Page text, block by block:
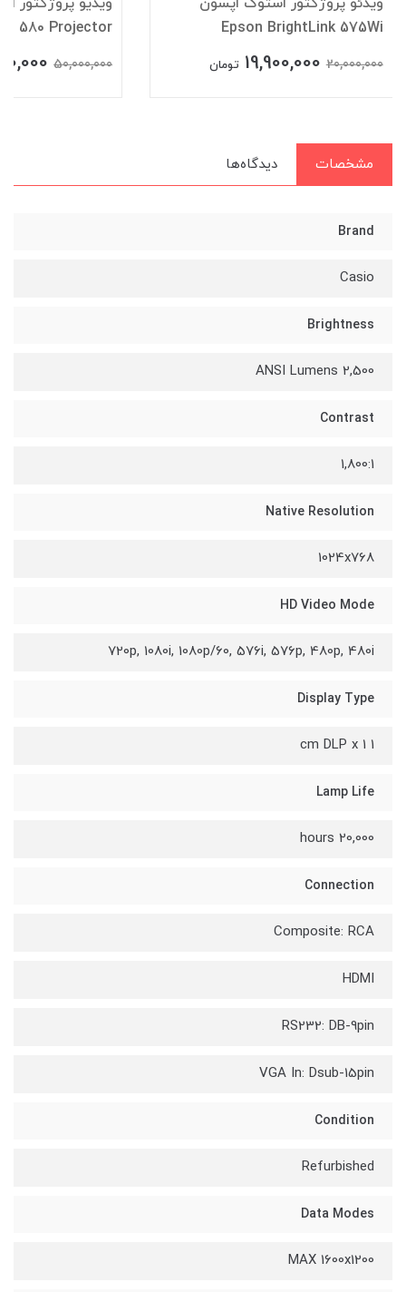
Epson BrightLink 575Wi
20,000,000
19,900,000 تومان
580 Projector
50,000,000
مشخصات دیدگاه‌ها
Brand
Casio
Brightness
2,500 ANSI Lumens
Contrast
1,800:1
Native Resolution
1024x768
HD Video Mode
720p, 1080i, 1080p/60, 576i, 576p, 480p, 480i
Display Type
1 cm DLP x 1
Lamp Life
20,000 hours
Connection
Composite: RCA
HDMI
RS232: DB-9pin
VGA In: Dsub-15pin
Condition
Refurbished
Data Modes
MAX 1600x1200